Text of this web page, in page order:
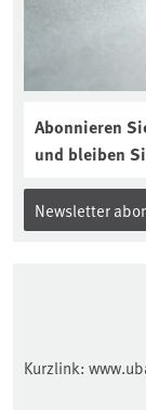
Abonnieren
und bleiben
Newsletter
Kurzlink: